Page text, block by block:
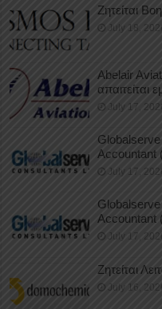
Ζητείται
July 18,
Abelair
απαιτείται
July 17,
Globalserve
Accountant
July 17,
Globalserve
Accountant
July 17,
Ζητείται
July 16,